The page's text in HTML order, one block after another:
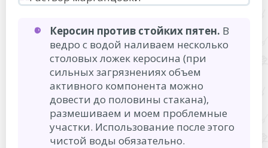
Керосин против стойких пятен. В
ведро с водой наливаем несколько
столовых ложек керосина (при
сильных загрязнениях объем
активного компонента можно
довести до половины стакана),
размешиваем и моем проблемные
участки. Использование после этого
чистой воды обязательно.